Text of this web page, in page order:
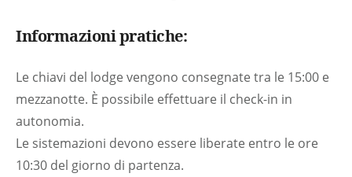
Informazioni pratiche:
Le chiavi del lodge vengono consegnate tra le 15:00 e
mezzanotte. È possibile effettuare il check-in in
autonomia.
Le sistemazioni devono essere liberate entro le ore
10:30 del giorno di partenza.